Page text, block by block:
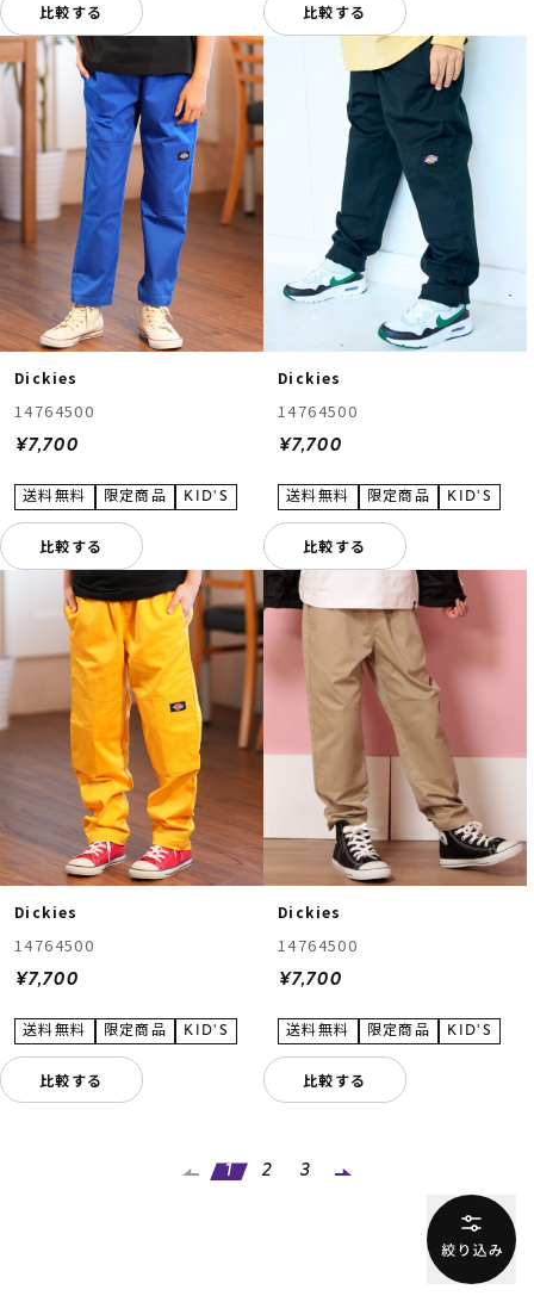
比較する 比較する
Dickies
14764500
¥7,700
比較する
Dickies
14764500
¥7,700
比較する
Dickies
14764500
¥7,700
比較する
Dickies
14764500
¥7,700
比較する
1 2 3